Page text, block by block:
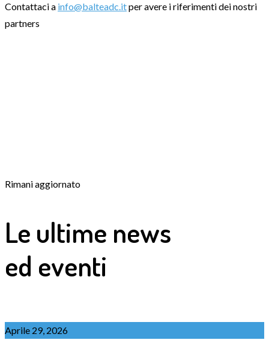
Contattaci a info@balteadc.itper avere i riferimenti dei nostri
partners
Rimani aggiornato
Le ultime news
ed eventi
Aprile 29, 2026